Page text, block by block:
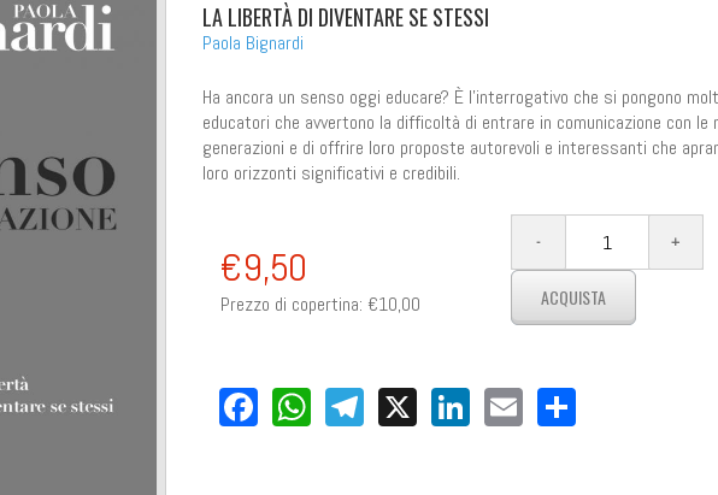
LA LIBERTÀ DI DIVENTARE SE STESSI
Paola Bignardi
Ha ancora un senso oggi educare? È l'interrogativo che si pongono
educatori che avvertono la difficoltà di entrare in comunicazione con le
generazioni e di offrire loro proposte autorevoli e interessanti che
loro orizzonti significativi e credibili.
€9,50
Prezzo di copertina: €10,00
Facebook
WhatsApp
Telegram
X LinkedIn
EmailShare